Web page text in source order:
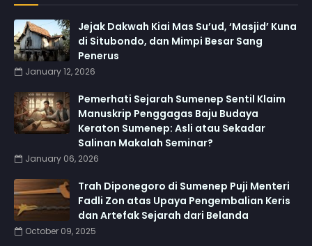
Jejak Dakwah Kiai Mas Su’ud, ‘Masjid’ Kuna
di Situbondo, dan Mimpi Besar Sang
Penerus
January 12, 2026
Pemerhati Sejarah Sumenep Sentil Klaim
Manuskrip Penggagas Baju Budaya
Keraton Sumenep: Asli atau Sekadar
Salinan Makalah Seminar?
January 06, 2026
Trah Diponegoro di Sumenep Puji Menteri
Fadli Zon atas Upaya Pengembalian Keris
dan Artefak Sejarah dari Belanda
October 09, 2025